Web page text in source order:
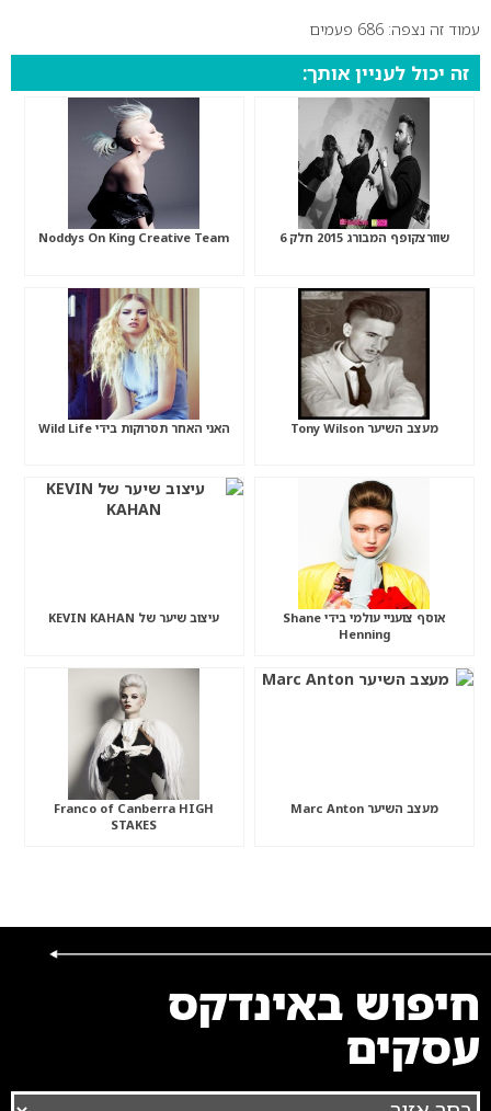
0עמוד זה נצפה: 686 פעמים
זה יכול לעניין אותך:
שוורצקופף המבורג 2015 חלק 6 Noddys On King Creative Team
מעצב השיער Tony Wilson האני האחר תסרוקות בידי Wild Life
אוסף צועניי עולמי בידי Shane
Henning
עיצוב שיער של KEVIN KAHAN
מעצב השיער Marc Anton
Franco of Canberra HIGH
STAKES
חיפוש באינדקס
עסקים